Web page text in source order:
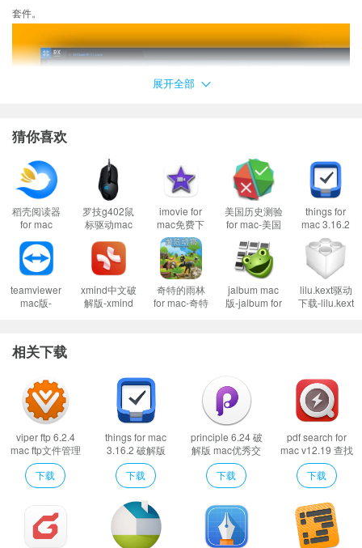
套件。
iZotope RX 9 Audio Editor Advanced v9.2.0 专为满足后期制作专业人士的苛刻
需求而设计，一直是电影和电视节目中使用的行业标准音频修复工具，iZotope
能够帮助用户对音频进行制作、后期合成处理、混音以及对损坏的音频进行修
辑、修复等操作。可以在De- hum中使用新的动态模式可以安全地消除任何数
ch中的新复杂模式，可以将对话和 ADR 剪辑与真实的背景运动和纹理无缝连
接。而且可以快速匹配前所未有的氛围：海洋、风、交通、人群等等！在 Dialo
gue Isolate 中使用新的 iZotope 机器学习，从非平稳的背景噪音中提取干净的
对话，例如人群、交通、脚步声、天气或其他具有高度可变特征的噪音。
插件格式：
AU、AAX、VST2、VST3。
所有插件格式均为 64 位。
展开全部
猜你喜欢
稻壳阅读器
for mac
电子文档阅读
器
罗技g402鼠
标驱动mac
驱动mac版下
载 v8.96.40
imovie for
mac免费下
载-imovie for
mac下载
v10.3.5
美国历史测验
for mac-美国
版下载 v2.0
things for
mac 3.16.2
破解版_mac
任务管理
teamviewer
mac版-
xmind中文破
解版-xmind
奇特的雨林
for mac-奇特
jalbum mac
版-jalbum for
lilu.kext驱动
下载-lilu.kext
相关下载
viper ftp 6.2.4
mac ftp文件管理
下载
things for mac
3.16.2 破解版
_mac任务管理
下载
principle 6.24 破
解版 mac优秀交
互设计工具
下载
pdf search for
mac v12.19 查找
本机pdf文件
下载